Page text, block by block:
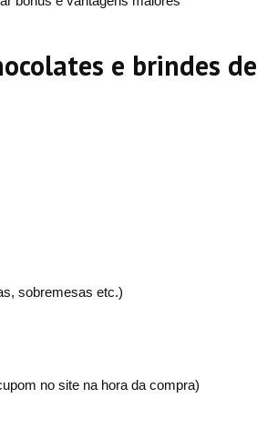
e brindes de
sobremesas etc.)
no site na hora da compra)